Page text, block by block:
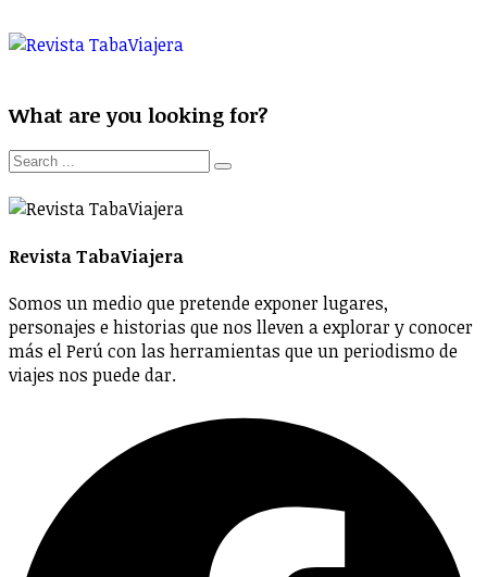
What are you looking for?
Revista TabaViajera
Somos un medio que pretende exponer lugares,
personajes e historias que nos lleven a explorar y conocer
más el Perú con las herramientas que un periodismo de
viajes nos puede dar.